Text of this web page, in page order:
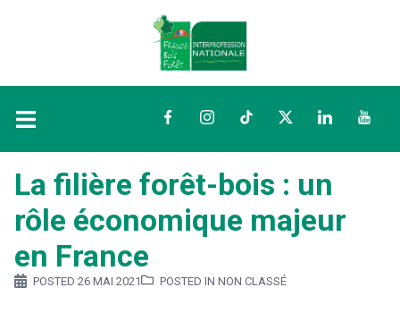
FacebookInstagramTikTokTwitterLinkedIn
La filière forêt-bois : un
rôle économique majeur
en France
POSTED 26 MAI 2021 POSTED IN NON CLASSÉ